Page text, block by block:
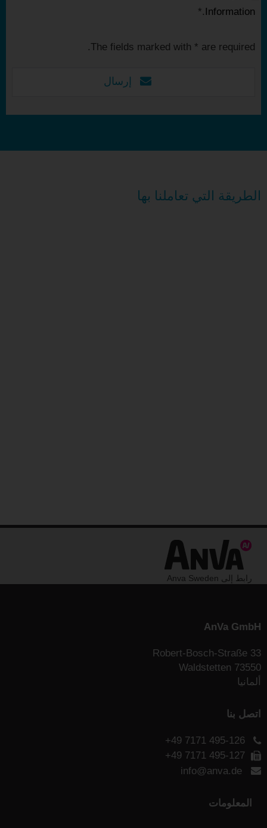
Information
.*
The fields marked with * are required.
إرسال
الطريقة التي تعاملنا بها
رابط إلى Anva Sweden
AnVa GmbH
Robert-Bosch-Straße 33
73550 Waldstetten
ألمانيا
اتصل بنا
+49 7171 495-126
+49 7171 495-127
info@anva.de
المعلومات